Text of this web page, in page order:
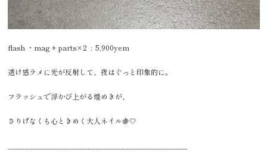
flash ・mag + parts×2 : 5,900yem
透け感ラメに光が反射して、夜はぐっと印象的に。
フラッシュで浮かび上がる煌めきが、
さりげなくも心ときめく大人ネイル🍇🤍